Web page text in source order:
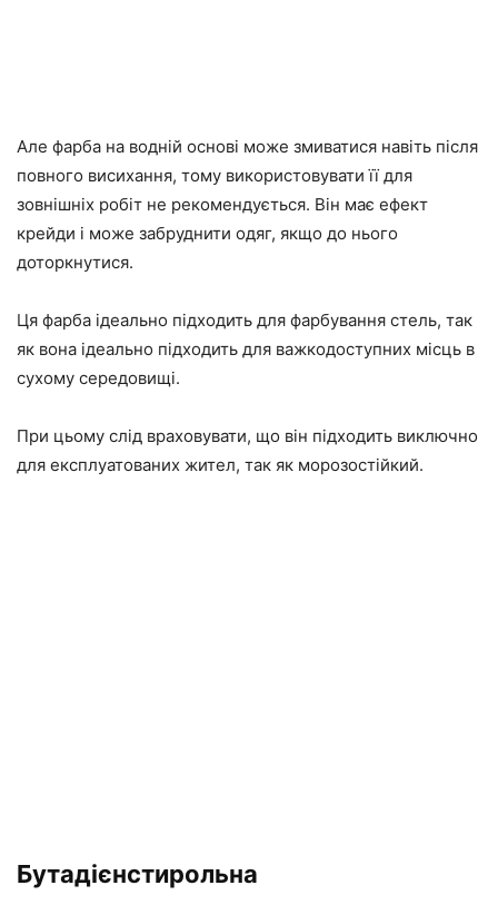
Але фарба на водній основі може змиватися навіть після
повного висихання, тому використовувати її для
зовнішніх робіт не рекомендується. Він має ефект
крейди і може забруднити одяг, якщо до нього
доторкнутися.
Ця фарба ідеально підходить для фарбування стель, так
як вона ідеально підходить для важкодоступних місць в
сухому середовищі.
При цьому слід враховувати, що він підходить виключно
для експлуатованих жител, так як морозостійкий.
Бутадієнстирольна